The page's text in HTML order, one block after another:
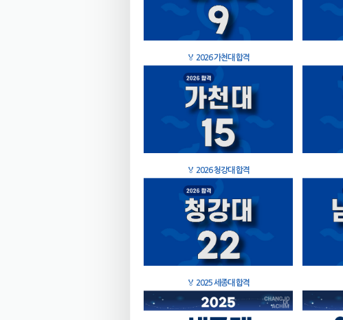
🏅 2026 가천대 합격
🏅 2026 청강대 합격
🏅 2025 세종대 합격